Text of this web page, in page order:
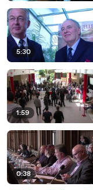
5:30
1:59
0:38